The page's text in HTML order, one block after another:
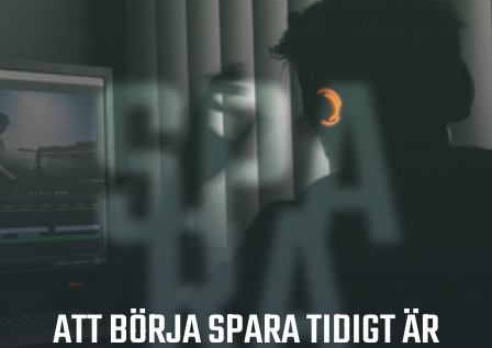
SPA
ATT BÖRJA SPARA TIDIGT ÄR